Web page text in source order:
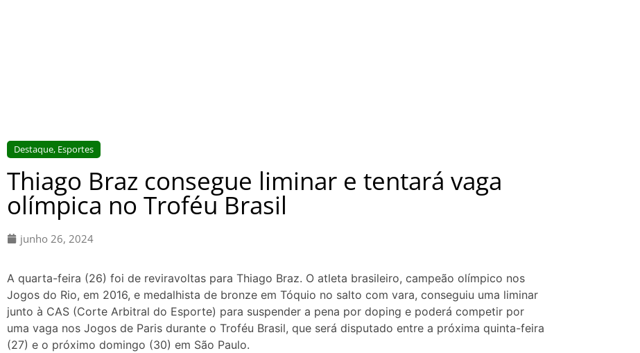
Destaque, Esportes
Thiago Braz consegue liminar e tentará vaga
olímpica no Troféu Brasil
junho 26, 2024
A quarta-feira (26) foi de reviravoltas para Thiago Braz. O atleta brasileiro, campeão olímpico nos
Jogos do Rio, em 2016, e medalhista de bronze em Tóquio no salto com vara, conseguiu uma liminar
junto à CAS (Corte Arbitral do Esporte) para suspender a pena por doping e poderá competir por
uma vaga nos Jogos de Paris durante o Troféu Brasil, que será disputado entre a próxima quinta-feira
(27) e o próximo domingo (30) em São Paulo.